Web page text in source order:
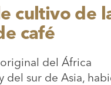
cultivo de
café
del África
del sur de Asia,